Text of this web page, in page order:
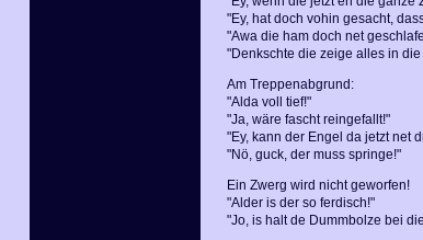
"Ey, hat doch vohin gesacht,
"Awa die ham doch net
"Denkschte die zeige alles in die
Am Treppenabgrund:
"Alda voll tief!"
"Ja, wäre fascht reingefallt!"
"Ey, kann der Engel da jetzt net
"Nö, guck, der muss springe!"
Ein Zwerg wird nicht geworfen!
"Alder is der so ferdisch!"
"Jo, is halt de Dummbolze bei